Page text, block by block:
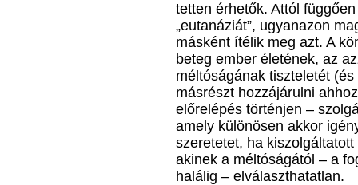
tetten érhetők. Attól
„eutanáziát”, ugyanazon
másként ítélik meg azt. A
beteg ember életének, az
méltóságának tiszteletét
másrészt hozzájárulni
előrelépés történjen –
amely különösen akkor
szeretetet, ha
akinek a méltóságától – a
halálig – elválaszthatatlan.